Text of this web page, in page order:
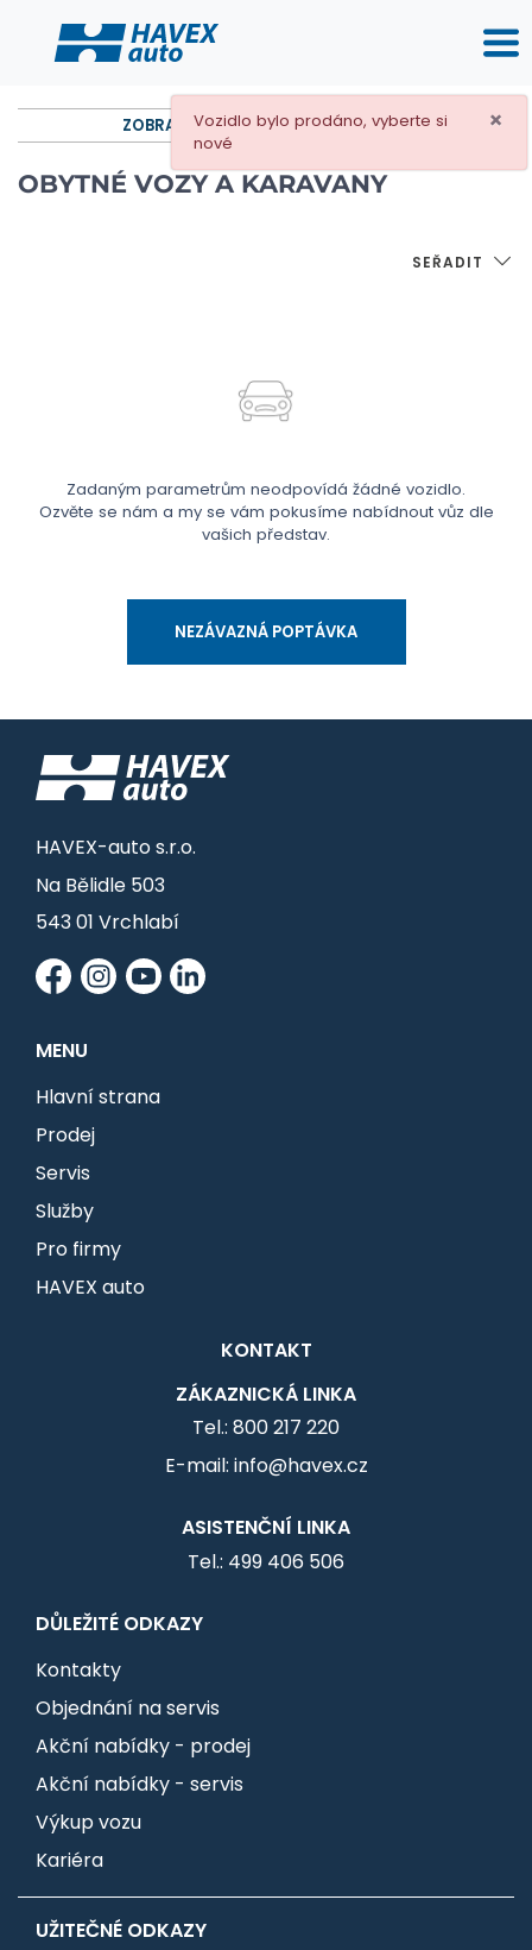
ZOBRAZIT ROZŠÍŘENÉ FILTROVÁNÍ
OBYTNÉ VOZY A KARAVANY
SEŘADIT
Zadaným parametrům neodpovídá žádné vozidlo.
Ozvěte se nám a my se vám pokusíme nabídnout vůz dle
vašich představ.
NEZÁVAZNÁ POPTÁVKA
HAVEX-auto s.r.o.
Na Bělidle 503
543 01 Vrchlabí
MENU
Hlavní strana
Prodej
Servis
Služby
Pro firmy
HAVEX auto
KONTAKT
ZÁKAZNICKÁ LINKA
Tel.: 800 217 220
E-mail: info@havex.cz
ASISTENČNÍ LINKA
Tel.: 499 406 506
DŮLEŽITÉ ODKAZY
Kontakty
Objednání na servis
Akční nabídky - prodej
Akční nabídky - servis
Výkup vozu
Kariéra
UŽITEČNÉ ODKAZY
×
Vozidlo bylo prodáno, vyberte si
nové